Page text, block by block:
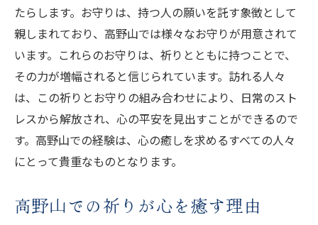
たらします。お守りは、持つ人の願いを託す象徴として
親しまれており、高野山では様々なお守りが用意されて
います。これらのお守りは、祈りとともに持つことで、
その力が増幅されると信じられています。訪れる人々
は、この祈りとお守りの組み合わせにより、日常のスト
レスから解放され、心の平安を見出すことができるので
す。高野山での経験は、心の癒しを求めるすべての人々
にとって貴重なものとなります。
高野山での祈りが心を癒す理由